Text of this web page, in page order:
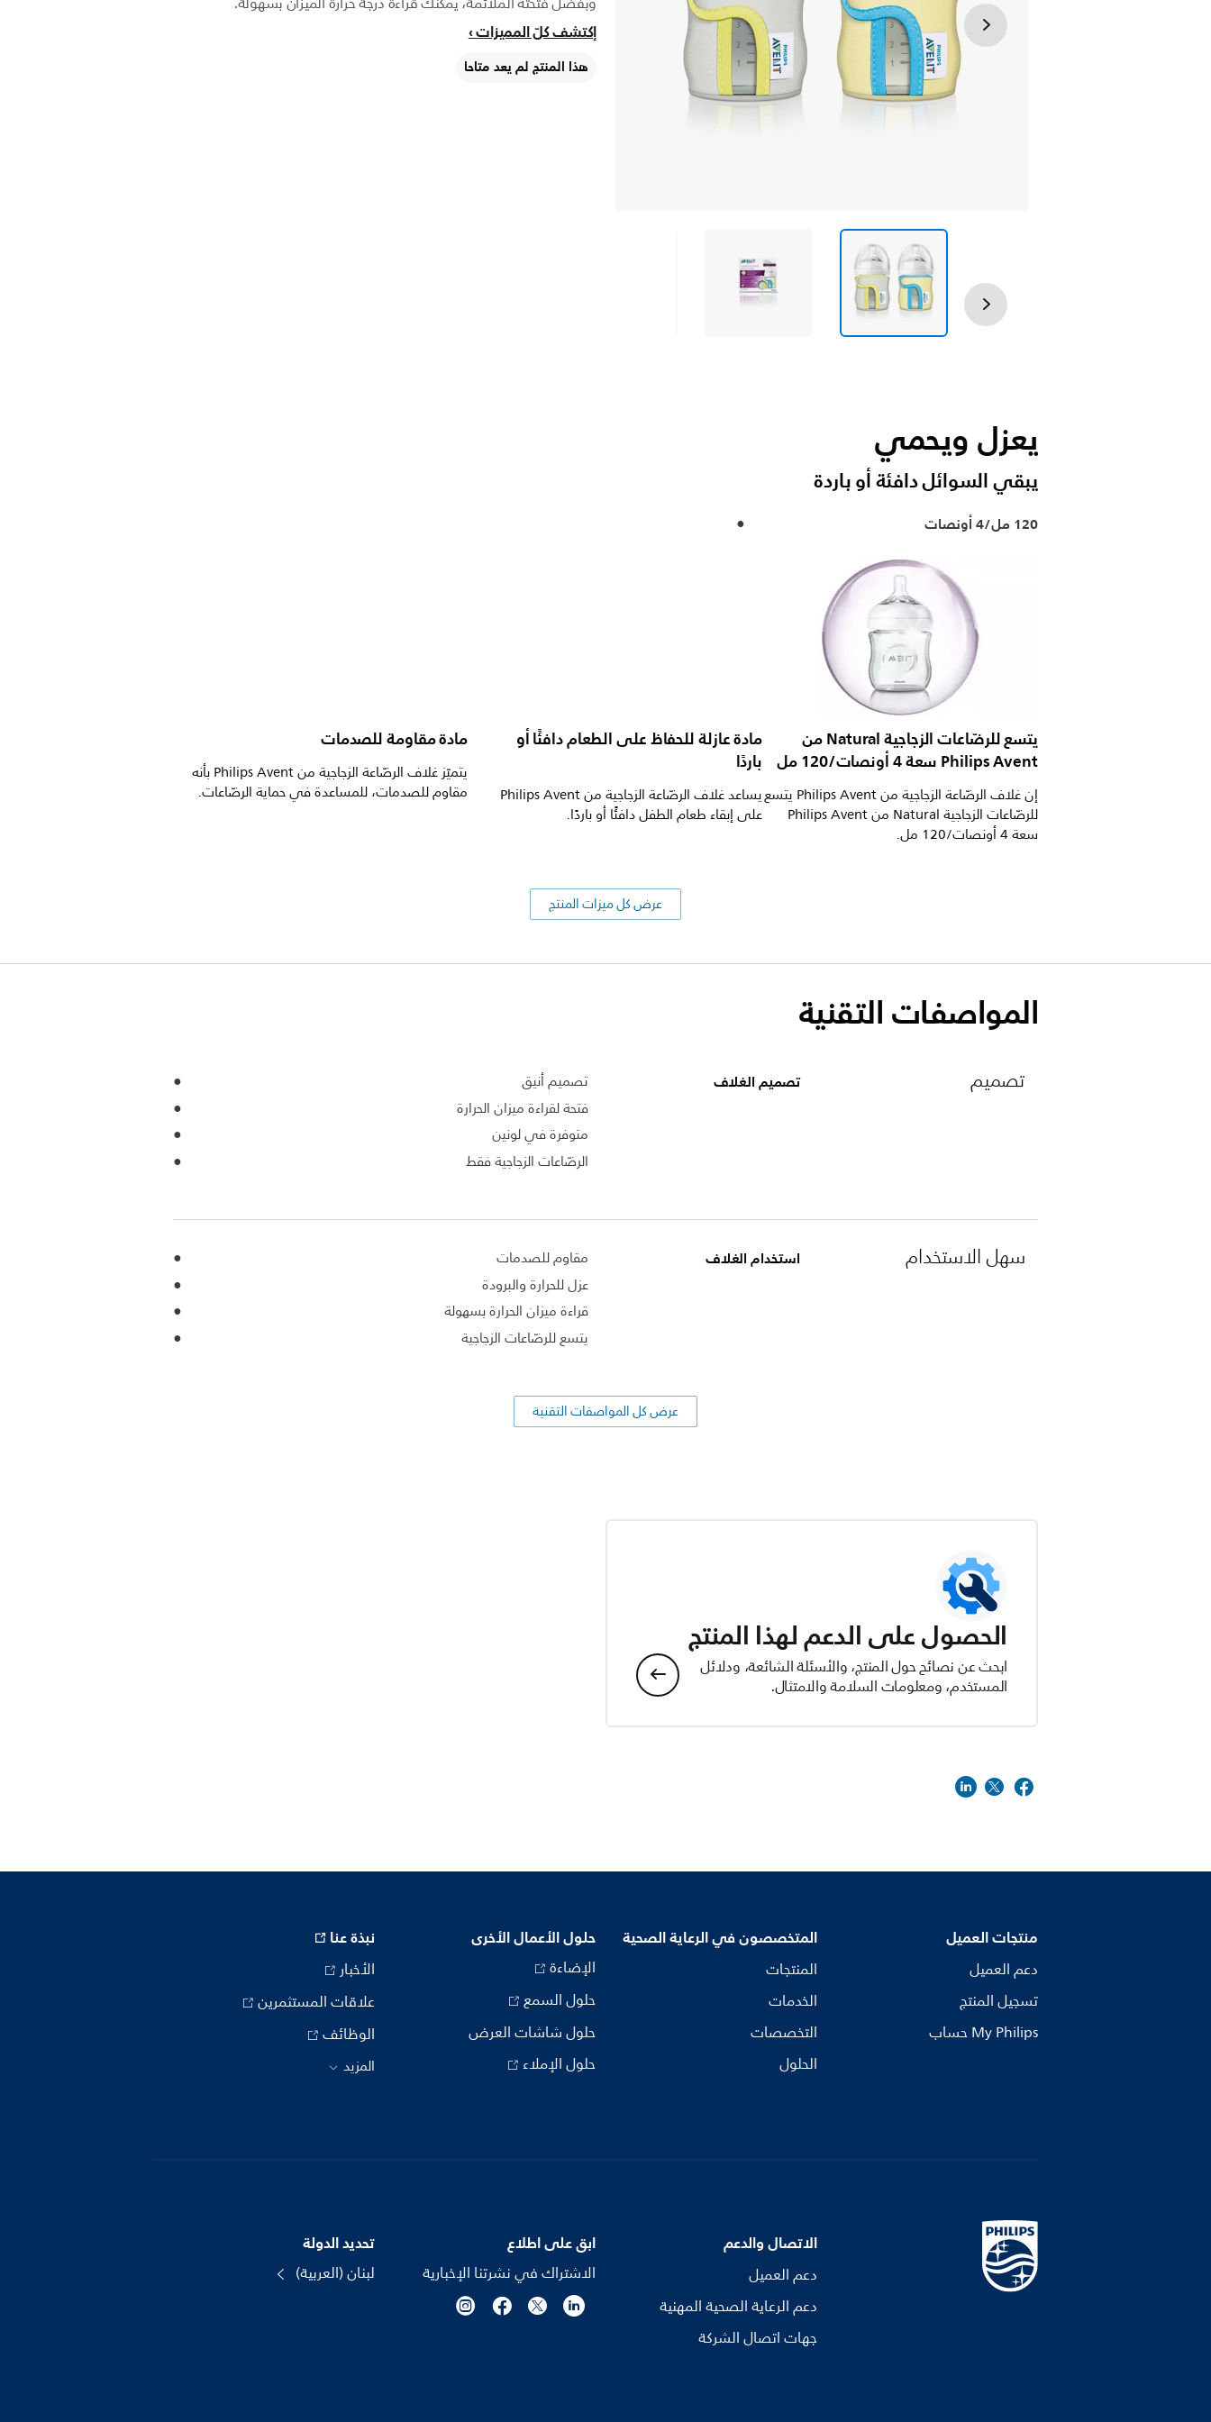
إكتشف كلّ المميزات
هذا المنتج لم يعد متاحا
يعزل ويحمي
يبقي السوائل دافئة أو باردة
120 مل/4 أونصات
يتسع للرضّاعات الزجاجية Natural من
Philips Avent سعة 4 أونصات/120 مل
إن غلاف الرضّاعة الزجاجية من Philips Avent يتسع
للرضّاعات الزجاجية Natural من Philips Avent
سعة 4 أونصات/120 مل.
مادة عازلة للحفاظ على الطعام دافئًا أو
باردًا
يساعد غلاف الرضّاعة الزجاجية من Philips Avent
على إبقاء طعام الطفل دافئًا أو باردًا.
مادة مقاومة للصدمات
يتميّز غلاف الرضّاعة الزجاجية من Philips Avent بأنه
مقاوم للصدمات، للمساعدة في حماية الرضّاعات.
عرض كل ميزات المنتج
المواصفات التقنية
تصميم تصميم الغلاف
تصميم أنيق
فتحة لقراءة ميزان الحرارة
متوفرة في لونين
الرضّاعات الزجاجية فقط
سهل الاستخدام استخدام الغلاف
مقاوم للصدمات
عزل للحرارة والبرودة
قراءة ميزان الحرارة بسهولة
يتسع للرضّاعات الزجاجية
عرض كل المواصفات التقنية
الحصول على الدعم لهذا المنتج
ابحث عن نصائح حول المنتج، والأسئلة الشائعة، ودلائل
المستخدم، ومعلومات السلامة والامتثال.
منتجات العميل
دعم العميل
تسجيل المنتج
My Philips حساب
المتخصصون في الرعاية الصحية
المنتجات
الخدمات
التخصصات
الحلول
حلول الأعمال الأخرى
الإضاءة
حلول السمع
حلول شاشات العرض
حلول الإملاء
نبذة عنا
الأخبار
علاقات المستثمرين
الوظائف
المزيد
الاتصال والدعم
دعم العميل
دعم الرعاية الصحية المهنية
جهات اتصال الشركة
ابق على اطلاع
الاشتراك في نشرتنا الإخبارية
تحديد الدولة
لبنان (العربية)